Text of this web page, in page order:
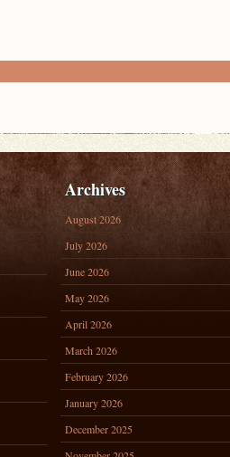
Archives
August 2026
July 2026
June 2026
May 2026
April 2026
March 2026
February 2026
January 2026
December 2025